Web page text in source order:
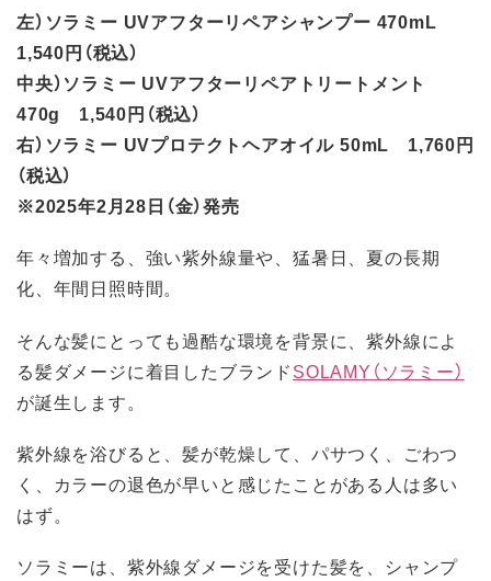
左）ソラミー UVアフターリペアシャンプー 470mL
1,540円（税込）
中央）ソラミー UVアフターリペアトリートメント
470g 1,540円（税込）
右）ソラミー UVプロテクトヘアオイル 50mL 1,760円
（税込）
※2025年2月28日（金）発売
年々増加する、強い紫外線量や、猛暑日、夏の長期
化、年間日照時間。
そんな髪にとっても過酷な環境を背景に、紫外線によ
る髪ダメージに着目したブランドSOLAMY（ソラミー）
が誕生します。
紫外線を浴びると、髪が乾燥して、パサつく、ごわつ
く、カラーの退色が早いと感じたことがある人は多い
はず。
ソラミーは、紫外線ダメージを受けた髪を、シャンプ